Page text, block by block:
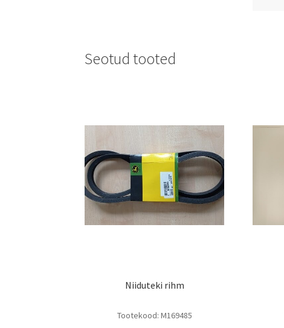
Seotud tooted
Niiduteki rihm
Tootekood: M169485